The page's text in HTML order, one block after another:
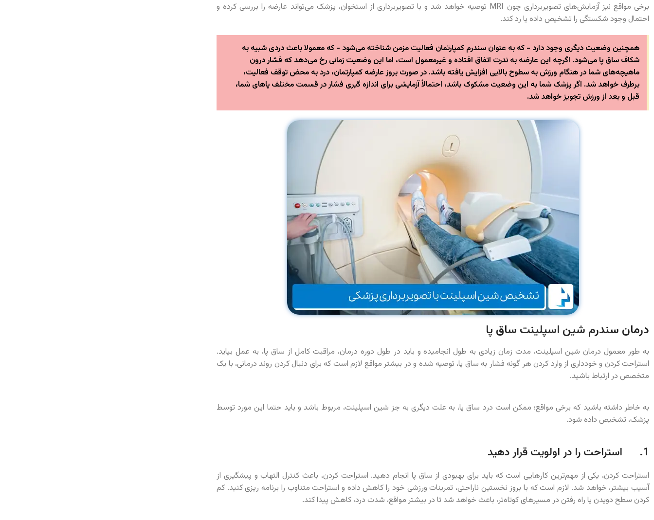
برخی مواقع نیز آزمایش‌های تصویربرداری چون MRI توصیه خواهد شد و با تصویربرداری از استخوان، پزشک می‌تواند عارضه را بررسی کرده و
احتمال وجود شکستگی را تشخیص داده یا رد کند.
همچنین وضعیت دیگری وجود دارد - که به عنوان سندرم کمپارتمان فعالیت مزمن شناخته می‌شود - که معمولا باعث دردی شبیه به
شکاف ساق پا می‌شود. اگرچه این عارضه به ندرت اتفاق افتاده و غیرمعمول است، اما این وضعیت زمانی رخ می‌دهد که فشار درون
ماهیچه‌های شما در هنگام ورزش به سطوح بالایی افزایش یافته باشد. در صورت بروز عارضه کمپارتمان، درد به محض توقف فعالیت،
برطرف خواهد شد. اگر پزشک شما به این وضعیت مشکوک باشد، احتمالاً آزمایشی برای اندازه گیری فشار در قسمت مختلف پاهای شما،
قبل و بعد از ورزش تجویز خواهد شد.
درمان سندرم شین اسپلینت ساق پا
به طور معمول درمان شین اسپلینت، مدت زمان زیادی به طول انجامیده و باید در طول دوره درمان، مراقبت کامل از ساق پا، به عمل بیاید.
استراحت کردن و خودداری از وارد کردن هر گونه فشار به ساق پا، توصیه شده و در بیشتر مواقع لازم است که برای دنبال کردن روند درمانی، با یک
متخصص در ارتباط باشید.
به خاطر داشته باشید که برخی مواقع؛ ممکن است درد ساق پا، به علت دیگری به جز شین اسپلینت، مربوط باشد و باید حتما این مورد توسط
پزشک، تشخیص داده شود.
1. استراحت را در اولویت قرار دهید
استراحت کردن، یکی از مهم‌ترین کارهایی است که باید برای بهبودی از ساق پا انجام دهید. استراحت کردن، باعث کنترل التهاب و پیشگیری از
آسیب بیشتر، خواهد شد. لازم است که با بروز نخستین ناراحتی، تمرینات ورزشی خود را کاهش داده و استراحت متناوب را برنامه ریزی کنید. کم
کردن سطح دویدن یا راه رفتن در مسیرهای کوتاه‌تر، باعث خواهد شد تا در بیشتر مواقع، شدت درد، کاهش پیدا کند.